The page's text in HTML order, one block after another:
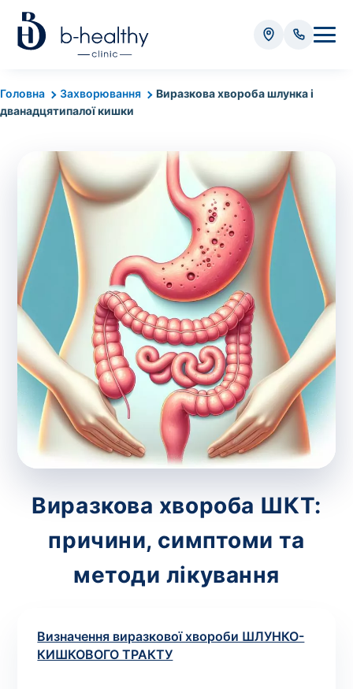
Головна Захворювання
Виразкова хвороба шлунка і
дванадцятипалої кишки
Виразкова хвороба ШКТ:
причини, симптоми та
методи лікування
Визначення виразкової хвороби ШЛУНКО-
КИШКОВОГО ТРАКТУ
Аналізи
* Додатково оплачується (залежно від виду аналізу):
Вартість забору крові - 50 грн
Вартість забору біоматеріалу (крім крові) -
від 35 грн
Всього: 0 грн
Попередній запис на дослідження не
потрібний. Виняток становлять мазки та
зіскрібки. Взяття біоматеріалу для них
виконує лікар – необхідийзапис до фахівця.
Аналіз вдома
Зберегти
Ваше ім'я*